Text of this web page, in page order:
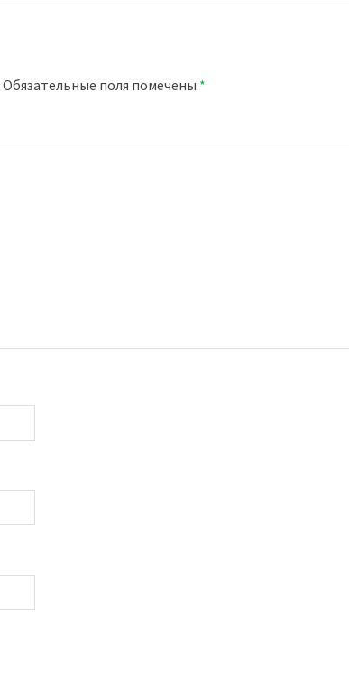
Обязательные поля помечены *